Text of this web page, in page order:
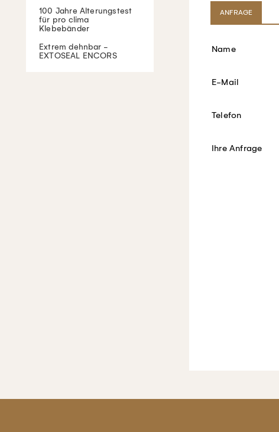
100 Jahre Alterungstest
für pro clima
Klebebänder
Extrem dehnbar -
EXTOSEAL ENCORS
ANFRAGE
Name
E-Mail
Telefon
Ihre Anfrage